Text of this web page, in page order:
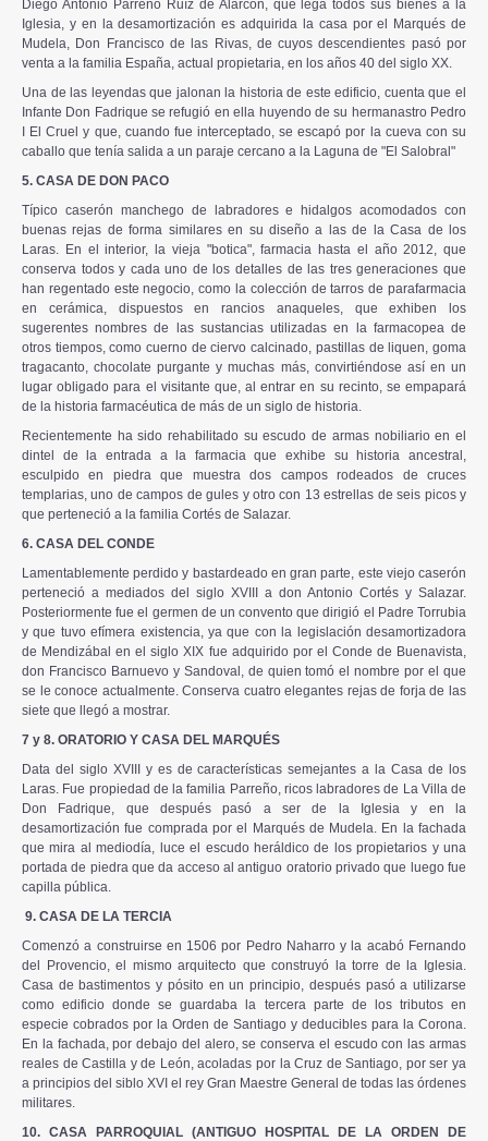
Diego Antonio Parreño Ruíz de Alarcón, que lega todos sus bienes a la
Iglesia, y en la desamortización es adquirida la casa por el Marqués de
Mudela, Don Francisco de las Rivas, de cuyos descendientes pasó por
venta a la familia España, actual propietaria, en los años 40 del siglo XX.
Una de las leyendas que jalonan la historia de este edificio, cuenta que el
Infante Don Fadrique se refugió en ella huyendo de su hermanastro Pedro
I El Cruel y que, cuando fue interceptado, se escapó por la cueva con su
caballo que tenía salida a un paraje cercano a la Laguna de "El Salobral"
5. CASA DE DON PACO
Típico caserón manchego de labradores e hidalgos acomodados con
buenas rejas de forma similares en su diseño a las de la Casa de los
Laras. En el interior, la vieja "botica", farmacia hasta el año 2012, que
conserva todos y cada uno de los detalles de las tres generaciones que
han regentado este negocio, como la colección de tarros de parafarmacia
en cerámica, dispuestos en rancios anaqueles, que exhiben los
sugerentes nombres de las sustancias utilizadas en la farmacopea de
otros tiempos, como cuerno de ciervo calcinado, pastillas de liquen, goma
tragacanto, chocolate purgante y muchas más, convirtiéndose así en un
lugar obligado para el visitante que, al entrar en su recinto, se empapará
de la historia farmacéutica de más de un siglo de historia.
Recientemente ha sido rehabilitado su escudo de armas nobiliario en el
dintel de la entrada a la farmacia que exhibe su historia ancestral,
esculpido en piedra que muestra dos campos rodeados de cruces
templarias, uno de campos de gules y otro con 13 estrellas de seis picos y
que perteneció a la familia Cortés de Salazar.
6. CASA DEL CONDE
Lamentablemente perdido y bastardeado en gran parte, este viejo caserón
perteneció a mediados del siglo XVIII a don Antonio Cortés y Salazar.
Posteriormente fue el germen de un convento que dirigió el Padre Torrubia
y que tuvo efímera existencia, ya que con la legislación desamortizadora
de Mendizábal en el siglo XIX fue adquirido por el Conde de Buenavista,
don Francisco Barnuevo y Sandoval, de quien tomó el nombre por el que
se le conoce actualmente. Conserva cuatro elegantes rejas de forja de las
siete que llegó a mostrar.
7 y 8. ORATORIO Y CASA DEL MARQUÉS
Data del siglo XVIII y es de características semejantes a la Casa de los
Laras. Fue propiedad de la familia Parreño, ricos labradores de La Villa de
Don Fadrique, que después pasó a ser de la Iglesia y en la
desamortización fue comprada por el Marqués de Mudela. En la fachada
que mira al mediodía, luce el escudo heráldico de los propietarios y una
portada de piedra que da acceso al antiguo oratorio privado que luego fue
capilla pública.
9. CASA DE LA TERCIA
Comenzó a construirse en 1506 por Pedro Naharro y la acabó Fernando
del Provencio, el mismo arquitecto que construyó la torre de la Iglesia.
Casa de bastimentos y pósito en un principio, después pasó a utilizarse
como edificio donde se guardaba la tercera parte de los tributos en
especie cobrados por la Orden de Santiago y deducibles para la Corona.
En la fachada, por debajo del alero, se conserva el escudo con las armas
reales de Castilla y de León, acoladas por la Cruz de Santiago, por ser ya
a principios del siblo XVI el rey Gran Maestre General de todas las órdenes
militares.
10. CASA PARROQUIAL (ANTIGUO HOSPITAL DE LA ORDEN DE